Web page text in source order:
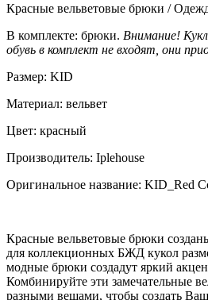
Красные вельветовые брюки /
В комплекте: брюки. Внимание!
обувь в комплект не входят, они
Размер: KID
Материал: вельвет
Цвет: красный
Производитель: Iplehouse
Оригинальное название: KID_Red
Красные вельветовые брюки
для коллекционных БЖД кукол
модные брюки создадут яркий
Комбинируйте эти замечательные
разными вещами, чтобы создать